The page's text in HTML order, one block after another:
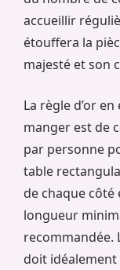
accueillir
étouffera la
majesté et son
La règle d’or
manger est de
par personne
table
de chaque côté
longueur
recommandée.
doit idéalement